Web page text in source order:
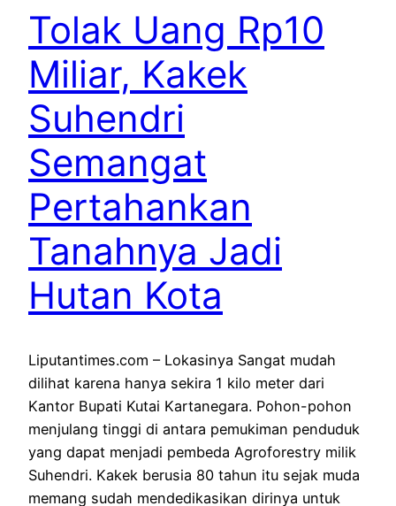
Tolak Uang Rp10
Miliar, Kakek
Suhendri
Semangat
Pertahankan
Tanahnya Jadi
Hutan Kota
Liputantimes.com – Lokasinya Sangat mudah
dilihat karena hanya sekira 1 kilo meter dari
Kantor Bupati Kutai Kartanegara. Pohon-pohon
menjulang tinggi di antara pemukiman penduduk
yang dapat menjadi pembeda Agroforestry milik
Suhendri. Kakek berusia 80 tahun itu sejak muda
memang sudah mendedikasikan dirinya untuk